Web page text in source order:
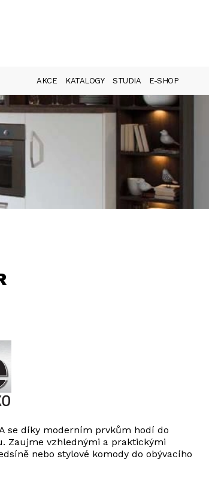
AKCE KATALOGY STUDIA E-SHOP
se díky moderním prvkům hodí do
Zaujme vzhlednými a praktickými
nebo stylové komody do obývacího